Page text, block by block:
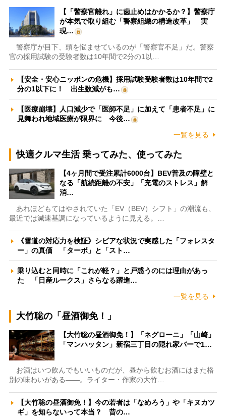
【「警察官離れ」に歯止めはかかるか？】警察庁
が本気で取り組む「警察組織の構造改革」 実
現…
警察庁が目下、頭を悩ませているのが「警察官不足」だ。警察
官の採用試験の受験者数は10年間で2分の1以…
【安全・安心ニッポンの危機】採用試験受験者数は10年間で2
分の1以下に！ 出生数減がも…
【医療崩壊】人口減少で「医師不足」に加えて「患者不足」に
見舞われ地域医療が限界に 今後…
一覧を見る
快適クルマ生活 乗ってみた、使ってみた
【4ヶ月間で受注累計6000台】BEV普及の障壁と
なる「航続距離の不安」「充電のストレス」解
消…
あれほどもてはやされていた「EV（BEV）シフト」の潮流も、
最近では減速基調になっているように見える。…
《雪道の対応力を検証》シビアな状況で実感した「フォレスタ
ー」の真価 「ターボ」と「スト…
乗り込むと同時に「これが軽？」と戸惑うのには理由があっ
た 「日産ルークス」さらなる躍進…
一覧を見る
大竹聡の「昼酒御免！」
【大竹聡の昼酒御免！】「ネグローニ」「山崎」
「マンハッタン」新宿三丁目の隠れ家バーで1…
お酒はいつ飲んでもいいものだが、昼から飲むお酒にはまた格
別の味わいがある――。ライター・作家の大竹…
【大竹聡の昼酒御免！】今の若者は「なめろう」や「キヌカツ
ギ」を知らないって本当？ 昔の…